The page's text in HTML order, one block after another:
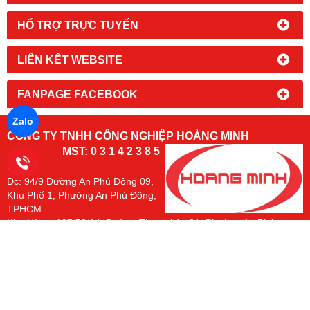
HỔ TRỢ TRỰC TUYẾN
LIÊN KẾT WEBSITE
FANPAGE FACEBOOK
CÔNG TY TNHH CÔNG NGHIỆP HOÀNG MINH
MST: 0 3 1 4 2 3 8 5
1 8
Đc: 94/9 Đường An Phú Đông 09,
Khu Phố 1, Phường An Phú Đông,
TPHCM
Kho Hàng: 197/50/14, Đường Thạnh Lộc 31, Phường An Phú
Zalo